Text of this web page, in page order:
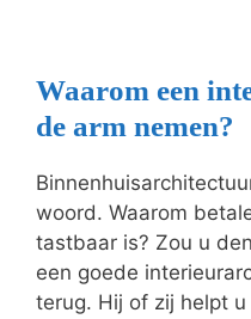
Waarom een
de arm nemen?
woord. Waarom
tastbaar is? Zou u
een goede
terug. Hij of zij helpt